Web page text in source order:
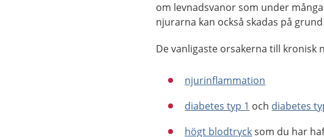
om levnadsvanor som under
njurarna kan också skadas på
De vanligaste orsakerna till kronisk
njurinflammation
diabetes typ 1 och diabetes
högt blodtrycksom du har